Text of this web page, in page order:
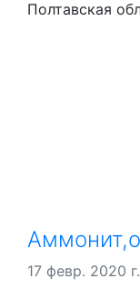
Полтавская
17 февр. 2020